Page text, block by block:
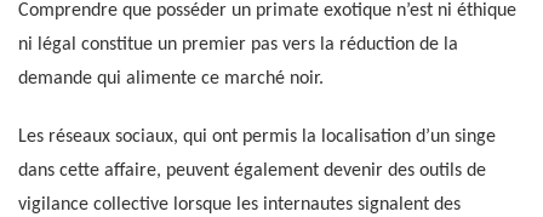
Comprendre que posséder un primate exotique n’est ni éthique
ni légal constitue un premier pas vers la réduction de la
demande qui alimente ce marché noir.
Les réseaux sociaux, qui ont permis la localisation d’un singe
dans cette affaire, peuvent également devenir des outils de
vigilance collective lorsque les internautes signalent des